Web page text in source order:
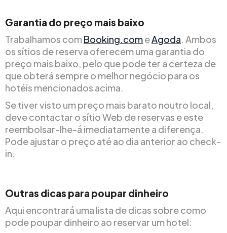
Garantia do preço mais baixo
Trabalhamos comBooking.comeAgoda. Ambos
os sítios de reserva oferecem uma garantia do
preço mais baixo, pelo que pode ter a certeza de
que obterá sempre o melhor negócio para os
hotéis mencionados acima.
Se tiver visto um preço mais barato noutro local,
deve contactar o sítio Web de reservas e este
reembolsar-lhe-á imediatamente a diferença.
Pode ajustar o preço até ao dia anterior ao check-
in.
Outras dicas para poupar dinheiro
Aqui encontrará uma lista de dicas sobre como
pode poupar dinheiro ao reservar um hotel: